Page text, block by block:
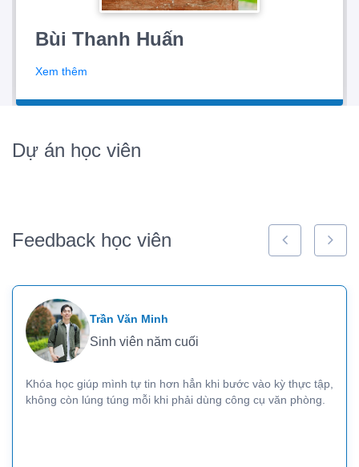
Bùi Thanh Huấn
Xem thêm
Dự án học viên
Feedback học viên
Trần Văn Minh
Sinh viên năm cuối
Khóa học giúp mình tự tin hơn hẳn khi bước vào kỳ thực tập,
không còn lúng túng mỗi khi phải dùng công cụ văn phòng.